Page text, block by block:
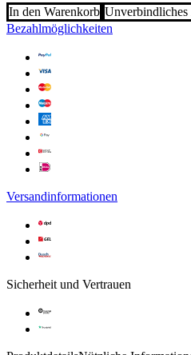
In den Warenkorb
Bezahlmöglichkeiten
Versandinformationen
Sicherheit und Vertrauen